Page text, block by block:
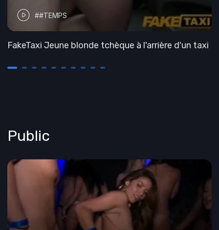
##TEMPS
FakeTaxi Jeune blonde tchèque à l'arrière d'un taxi
Public